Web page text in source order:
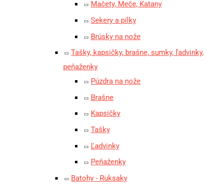
Mačety, Meče, Katany
Sekery a pílky
Brúsky na nože
Tašky, kapsičky, brašne, sumky, ľadvinky,
peňaženky
Púzdra na nože
Brašne
Kapsičky
Tašky
Ľadvinky
Peňaženky
Batohy - Ruksaky